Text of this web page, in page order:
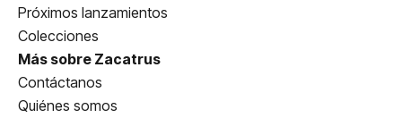
Próximos lanzamientos
Colecciones
Más sobre Zacatrus
Contáctanos
Quiénes somos